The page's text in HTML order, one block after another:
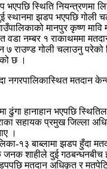
भएपछि स्थिति नियन्त्रणमा
स्थानमा झडप भएपछि गोली
मानपुर कृष्ण मावि
वडा नम्बर १ राकाथममा
७ राउण्ड गोली चलाउनु परेको
छ ।
नगरपालिकास्थित मतदान
ढुंगा हानाहान भएपछि
सहायक प्रमुख जिल्ला
।
१३ बाब्लामा झडप हुँदा
जनक शाहीले दुई
मतदान अधिकृत र